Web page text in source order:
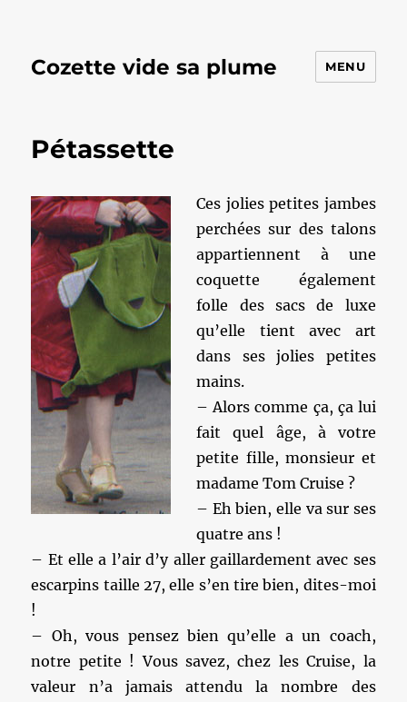
Cozette vide sa plume MENU
Pétassette
Ces jolies petites jambes
perchées sur des talons
appartiennent à une
coquette également
folle des sacs de luxe
qu’elle tient avec art
dans ses jolies petites
mains.
– Alors comme ça, ça lui
fait quel âge, à votre
petite fille, monsieur et
madame Tom Cruise ?
– Eh bien, elle va sur ses
quatre ans !
– Et elle a l’air d’y aller gaillardement avec ses
escarpins taille 27, elle s’en tire bien, dites-moi
!
– Oh, vous pensez bien qu’elle a un coach,
notre petite ! Vous savez, chez les Cruise, la
valeur n’a jamais attendu la nombre des